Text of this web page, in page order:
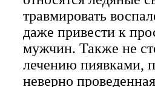
травмировать
даже привести к
мужчин. Также не
лечению пиявками,
неверно